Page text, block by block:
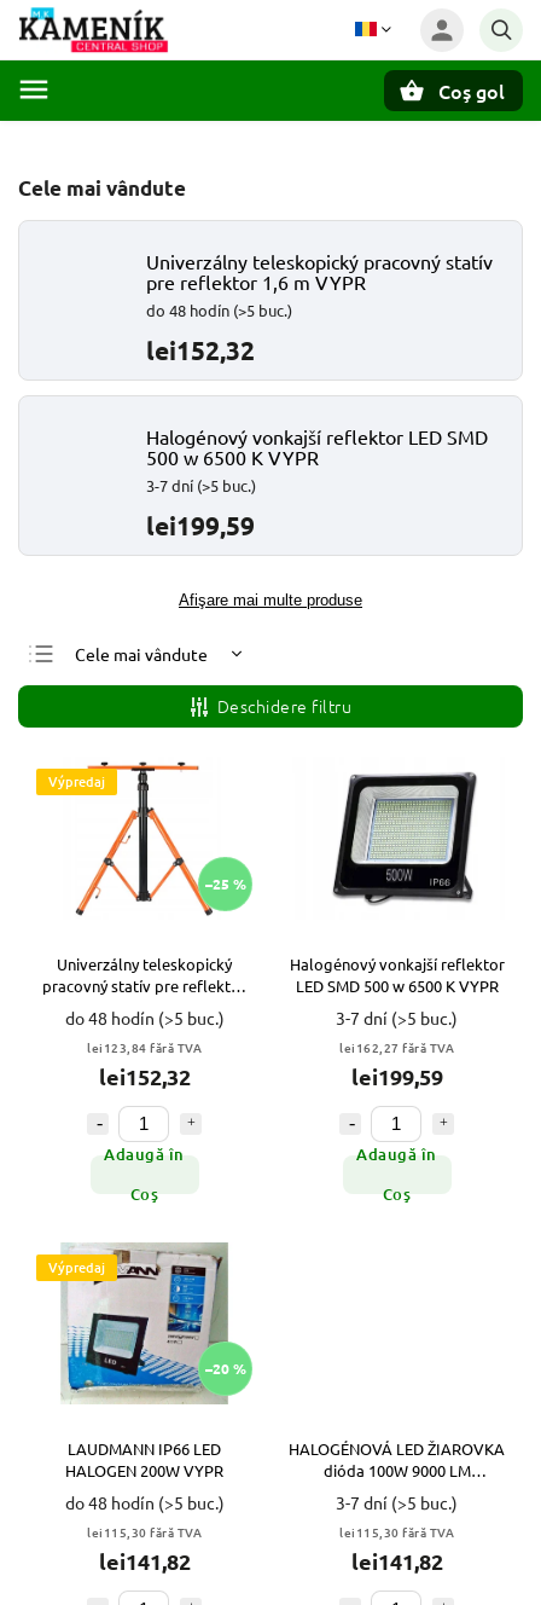
Coş gol
Cele mai vândute
Univerzálny teleskopický pracovný statív
pre reflektor 1,6 m VYPR
do 48 hodín (>5 buc.)
lei152,32
Halogénový vonkajší reflektor LED SMD
500 w 6500 K VYPR
3-7 dní (>5 buc.)
lei199,59
Afişare mai multe produse
Cele mai vândute
Cele mai ieftine
Cele mai scumpe
Alfabetic
Deschidere filtru
Výpredaj
–25 %
Univerzálny teleskopický
pracovný statív pre reflektor
1,6 m VYPR
do 48 hodín (>5 buc.)
lei123,84 fără TVA
lei152,32
Adaugă în
Coş
Halogénový vonkajší reflektor
LED SMD 500 w 6500 K VYPR
3-7 dní (>5 buc.)
lei162,27 fără TVA
lei199,59
Adaugă în
Coş
Výpredaj
–20 %
LAUDMANN IP66 LED
HALOGEN 200W VYPR
do 48 hodín (>5 buc.)
lei115,30 fără TVA
lei141,82
HALOGÉNOVÁ LED ŽIAROVKA
dióda 100W 9000 LM
SVETLOMET
3-7 dní (>5 buc.)
lei115,30 fără TVA
lei141,82